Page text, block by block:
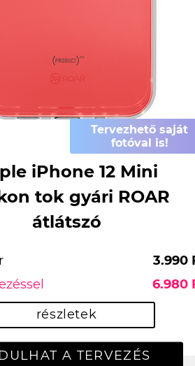
Tervezhető saját
fotóval is!
iPhone 12 Mini
tok gyári ROAR
átlátszó
3.990
6.980
részletek
A TERVEZÉS